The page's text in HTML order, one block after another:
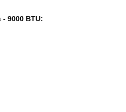
9000 BTU: